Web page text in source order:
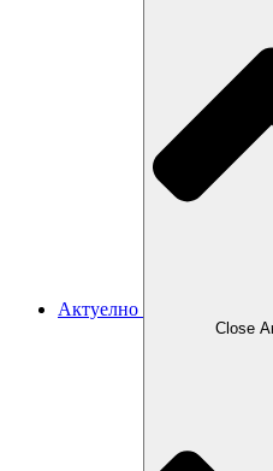
Актуелно
Close